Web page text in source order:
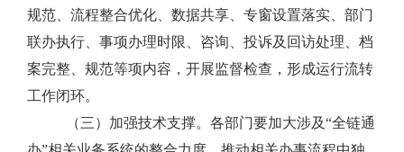
规范、流程整合优化、数据共享、专窗设置落实、部门
联办执行、事项办理时限、咨询、投诉及回访处理、档
案完整、规范等项内容，开展监督检查，形成运行流转
工作闭环。
（三）加强技术支撑。 各部门要加大涉及“全链通